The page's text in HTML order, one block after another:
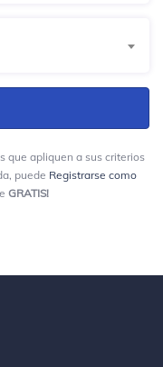
que apliquen a sus criterios
puede Registrarse como
GRATIS!